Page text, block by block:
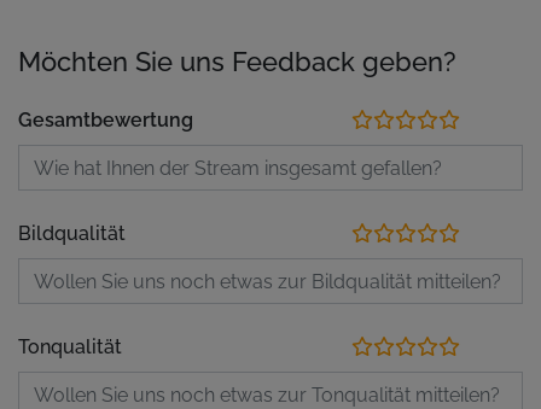
Möchten Sie uns Feedback geben?
Gesamtbewertung
Bildqualität
Tonqualität